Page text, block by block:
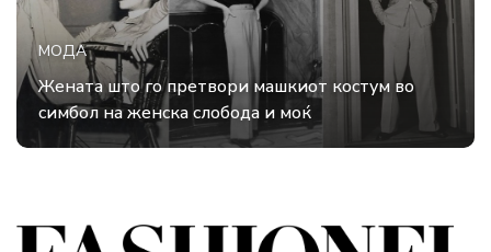
МОДА
Жената што го претвори машкиот костум во
симбол на женска слобода и моќ